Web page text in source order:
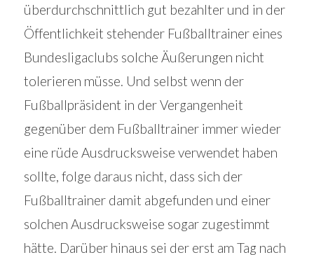
überdurchschnittlich gut bezahlter und in der
Öffentlichkeit stehender Fußballtrainer eines
Bundesligaclubs solche Äußerungen nicht
tolerieren müsse. Und selbst wenn der
Fußballpräsident in der Vergangenheit
gegenüber dem Fußballtrainer immer wieder
eine rüde Ausdrucksweise verwendet haben
sollte, folge daraus nicht, dass sich der
Fußballtrainer damit abgefunden und einer
solchen Ausdrucksweise sogar zugestimmt
hätte. Darüber hinaus sei der erst am Tag nach